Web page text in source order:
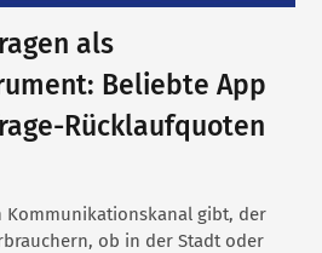
als
Beliebte App
Rücklaufquoten
Kommunikationskanal gibt, der
ob in der Stadt oder